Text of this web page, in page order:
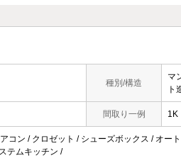
種別/構造
マ
ト
間取り一例 1K
ン / クロゼット / シューズボックス / オー
テムキッチン /